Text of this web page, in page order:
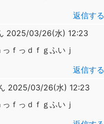
返信する
2025/03/26(水) 12:23
ｆっｄｆｇふいｊ
返信する
2025/03/26(水) 12:23
ｆっｄｆｇふいｊ